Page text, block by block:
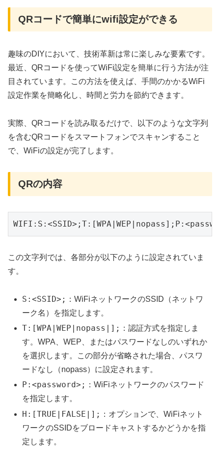
QRコードで簡単にwifi設定ができる
趣味のDIYにおいて、技術革新は常に楽しみな要素です。
最近、QRコードを使ってWiFi設定を簡単に行う方法が注
目されています。この方法を使えば、手間のかかるWiFi
設定作業を簡略化し、時間と労力を節約できます。
実際、QRコードを読み取るだけで、以下のような文字列
を含むQRコードをスマートフォンでスキャンすること
で、WiFiの設定が完了します。
QRの内容
この文字列では、各部分が以下のように設定されていま
す。
S:<SSID>;
：WiFiネットワークのSSID（ネットワ
ーク名）を指定します。
T:[WPA|WEP|nopass|];
：認証方式を指定しま
す。WPA、WEP、またはパスワードなしのいずれか
を選択します。この部分が省略された場合、パスワ
ードなし（nopass）に設定されます。
P:<password>;
：WiFiネットワークのパスワード
を指定します。
H:[TRUE|FALSE|];
：オプションで、WiFiネット
ワークのSSIDをブロードキャストするかどうかを指
定します。